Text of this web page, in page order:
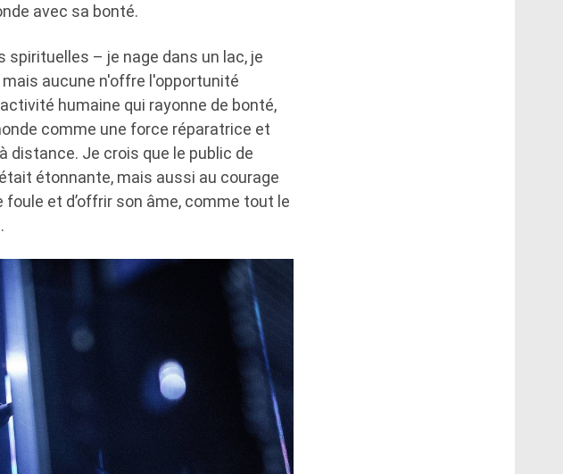
avec sa bonté.
spirituelles – je nage dans un lac, je
aucune n'offre l'opportunité
humaine qui rayonne de bonté,
comme une force réparatrice et
distance. Je crois que le public de
étonnante, mais aussi au courage
et d’offrir son âme, comme tout le